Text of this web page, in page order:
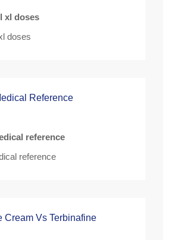
xl doses
doses
Reference
reference
reference
Cream Vs Terbinafine